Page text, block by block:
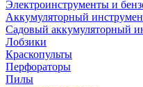
Электроинструменты и
Аккумуляторный
Садовый аккумуляторный
Лобзики
Краскопульты
Перфораторы
Пилы